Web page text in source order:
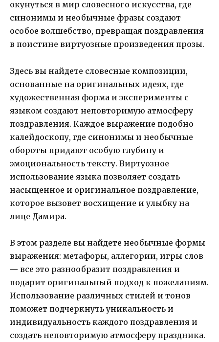
окунуться в мир словесного искусства, где
синонимы и необычные фразы создают
особое волшебство, превращая поздравления
в поистине виртуозные произведения прозы.
Здесь вы найдете словесные композиции,
основанные на оригинальных идеях, где
художественная форма и эксперименты с
языком создают неповторимую атмосферу
поздравления. Каждое выражение подобно
калейдоскопу, где синонимы и необычные
обороты придают особую глубину и
эмоциональность тексту. Виртуозное
использование языка позволяет создать
насыщенное и оригинальное поздравление,
которое вызовет восхищение и улыбку на
лице Дамира.
В этом разделе вы найдете необычные формы
выражения: метафоры, аллегории, игры слов
— все это разнообразит поздравления и
подарит оригинальный подход к пожеланиям.
Использование различных стилей и тонов
поможет подчеркнуть уникальность и
индивидуальность каждого поздравления и
создать неповторимую атмосферу праздника.